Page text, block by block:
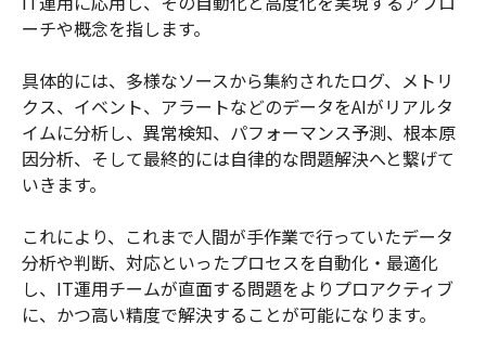
ーチや概念を指します。
具体的には、多様なソースから集約されたログ、メトリ
クス、イベント、アラートなどのデータをAIがリアルタ
イムに分析し、異常検知、パフォーマンス予測、根本原
因分析、そして最終的には自律的な問題解決へと繋げて
いきます。
これにより、これまで人間が手作業で行っていたデータ
分析や判断、対応といったプロセスを自動化・最適化
し、IT運用チームが直面する問題をよりプロアクティブ
に、かつ高い精度で解決することが可能になります。